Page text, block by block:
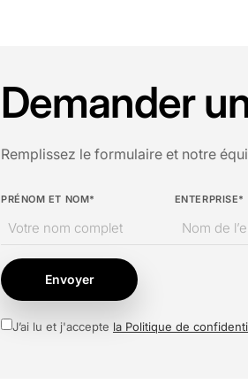
Demander
Remplissez le formulaire et notre
PRÉNOM ET NOM* ENTERPRISE*
Envoyer
J’ai lu et j'accepte la Politique de